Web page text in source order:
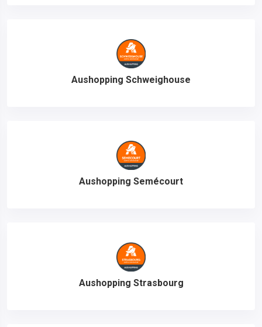
Aushopping Schweighouse
Aushopping Semécourt
Aushopping Strasbourg